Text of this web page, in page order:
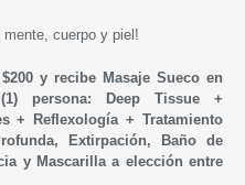
mente, cuerpo y piel!
y recibe Masaje Sueco en
persona: Deep Tissue +
+ Reflexología + Tratamiento
Extirpación, Baño de
y Mascarilla a elección entre